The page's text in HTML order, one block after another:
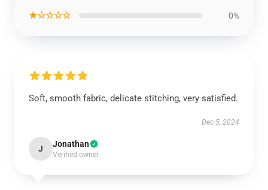
★☆☆☆☆ 0%
Soft, smooth fabric, delicate stitching, very satisfied.
Dec 5, 2024
J Jonathan
Verified owner